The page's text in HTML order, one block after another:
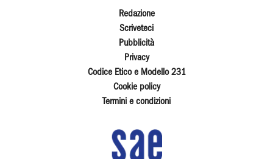
Redazione
Scriveteci
Pubblicità
Privacy
Codice Etico e Modello 231
Cookie policy
Termini e condizioni